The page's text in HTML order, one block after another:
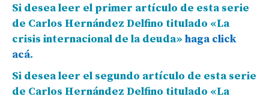
Si desea leer el primer artículo de esta serie
de Carlos Hernández Delfino titulado «La
crisis internacional de la deuda» haga click
acá.
Si desea leer el segundo artículo de esta serie
de Carlos Hernández Delfino titulado «La